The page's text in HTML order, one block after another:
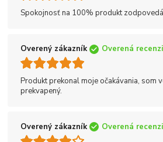
Spokojnosť na 100% produkt
Overený zákazník Overená
Produkt prekonal moje očakávania, som
prekvapený.
Overený zákazník Overená